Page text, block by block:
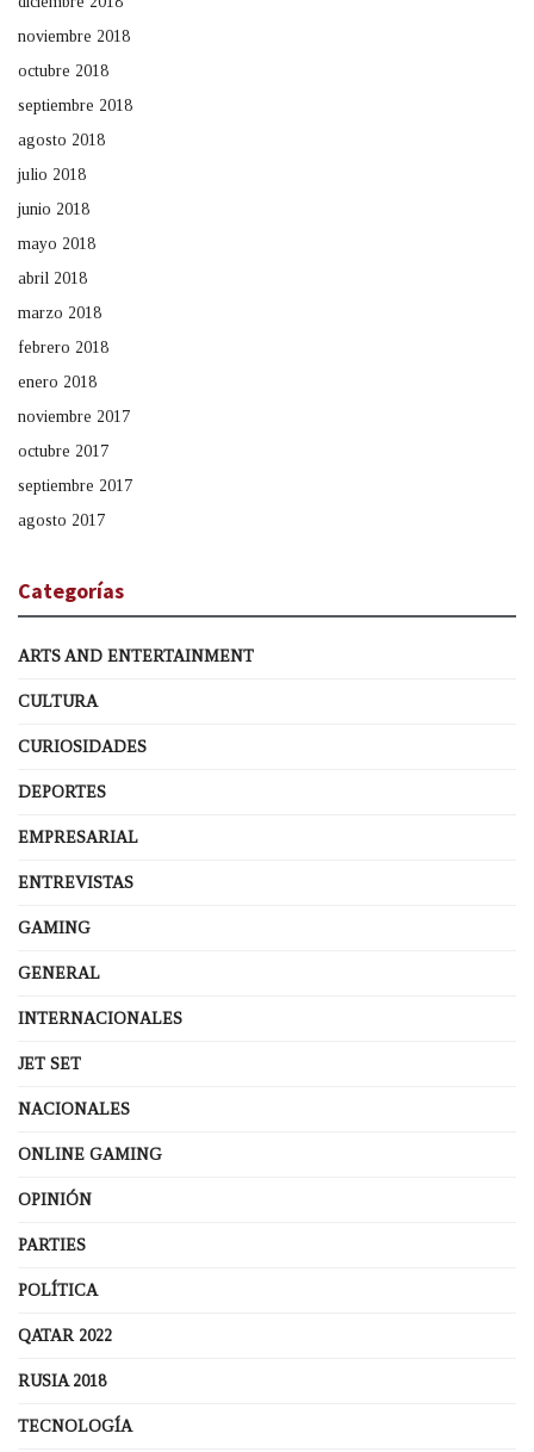
noviembre 2018
octubre 2018
septiembre 2018
agosto 2018
julio 2018
junio 2018
mayo 2018
abril 2018
marzo 2018
febrero 2018
enero 2018
noviembre 2017
octubre 2017
septiembre 2017
agosto 2017
Categorías
ARTS AND ENTERTAINMENT
CULTURA
CURIOSIDADES
DEPORTES
EMPRESARIAL
ENTREVISTAS
GAMING
GENERAL
INTERNACIONALES
JET SET
NACIONALES
ONLINE GAMING
OPINIÓN
PARTIES
POLÍTICA
QATAR 2022
RUSIA 2018
TECNOLOGÍA